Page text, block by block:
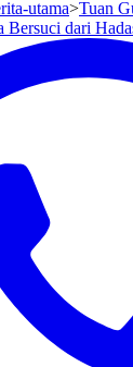
utama>Tuan
Bersuci dari